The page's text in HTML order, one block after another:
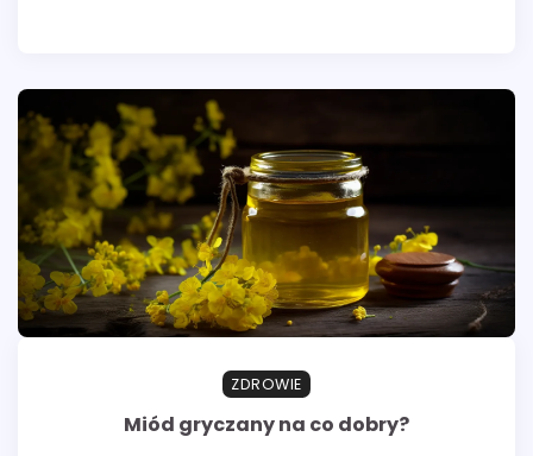
ZDROWIE
Miód gryczany na co dobry?